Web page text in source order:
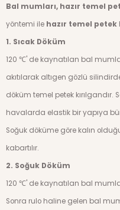
Bal mumları, hazır temel
yöntemi ile hazır temel petek
1. Sıcak Döküm
120 ℃' de kaynatılan bal
akıtılarak altıgen gözlü
döküm temel petek kırılgandır.
havalarda elastik bir yapıya
Soğuk döküme göre kalın
kabartılır.
2. Soğuk Döküm
120 ℃' de kaynatılan bal
Sonra rulo haline gelen bal